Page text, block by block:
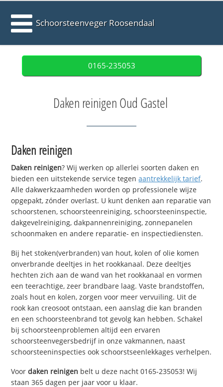
Schoorsteenveger Roosendaal
0165-235053
Daken reinigen Oud Gastel
Daken reinigen
Daken reinigen? Wij werken op allerlei soorten daken en
bieden een uitstekende service tegenaantrekkelijk tarief.
Alle dakwerkzaamheden worden op professionele wijze
opgepakt, zónder overlast. U kunt denken aan reparatie van
schoorstenen, schoorsteenreiniging, schoorsteeninspectie,
dakgevelreiniging, dakpannenreiniging, zonnepanelen
schoonmaken en andere reparatie- en inspectiediensten.
Bij het stoken(verbranden) van hout, kolen of olie komen
onverbrande deeltjes in het rookkanaal. Deze deeltjes
hechten zich aan de wand van het rookkanaal en vormen
een teerachtige, zeer brandbare laag. Vaste brandstoffen,
zoals hout en kolen, zorgen voor meer vervuiling. Uit de
rook kan creosoot ontstaan, een aanslag die kan branden
en een schoorsteenbrand tot gevolg kan hebben. Schakel
bij schoorsteenproblemen altijd een ervaren
schoorsteenvegersbedrijf in onze vakmannen, naast
schoorsteeninspecties ook schoorstseenlekkages verhelpen.
Voordaken reinigen belt u deze nacht 0165-235053! Wij
staan 365 dagen per jaar voor u klaar.